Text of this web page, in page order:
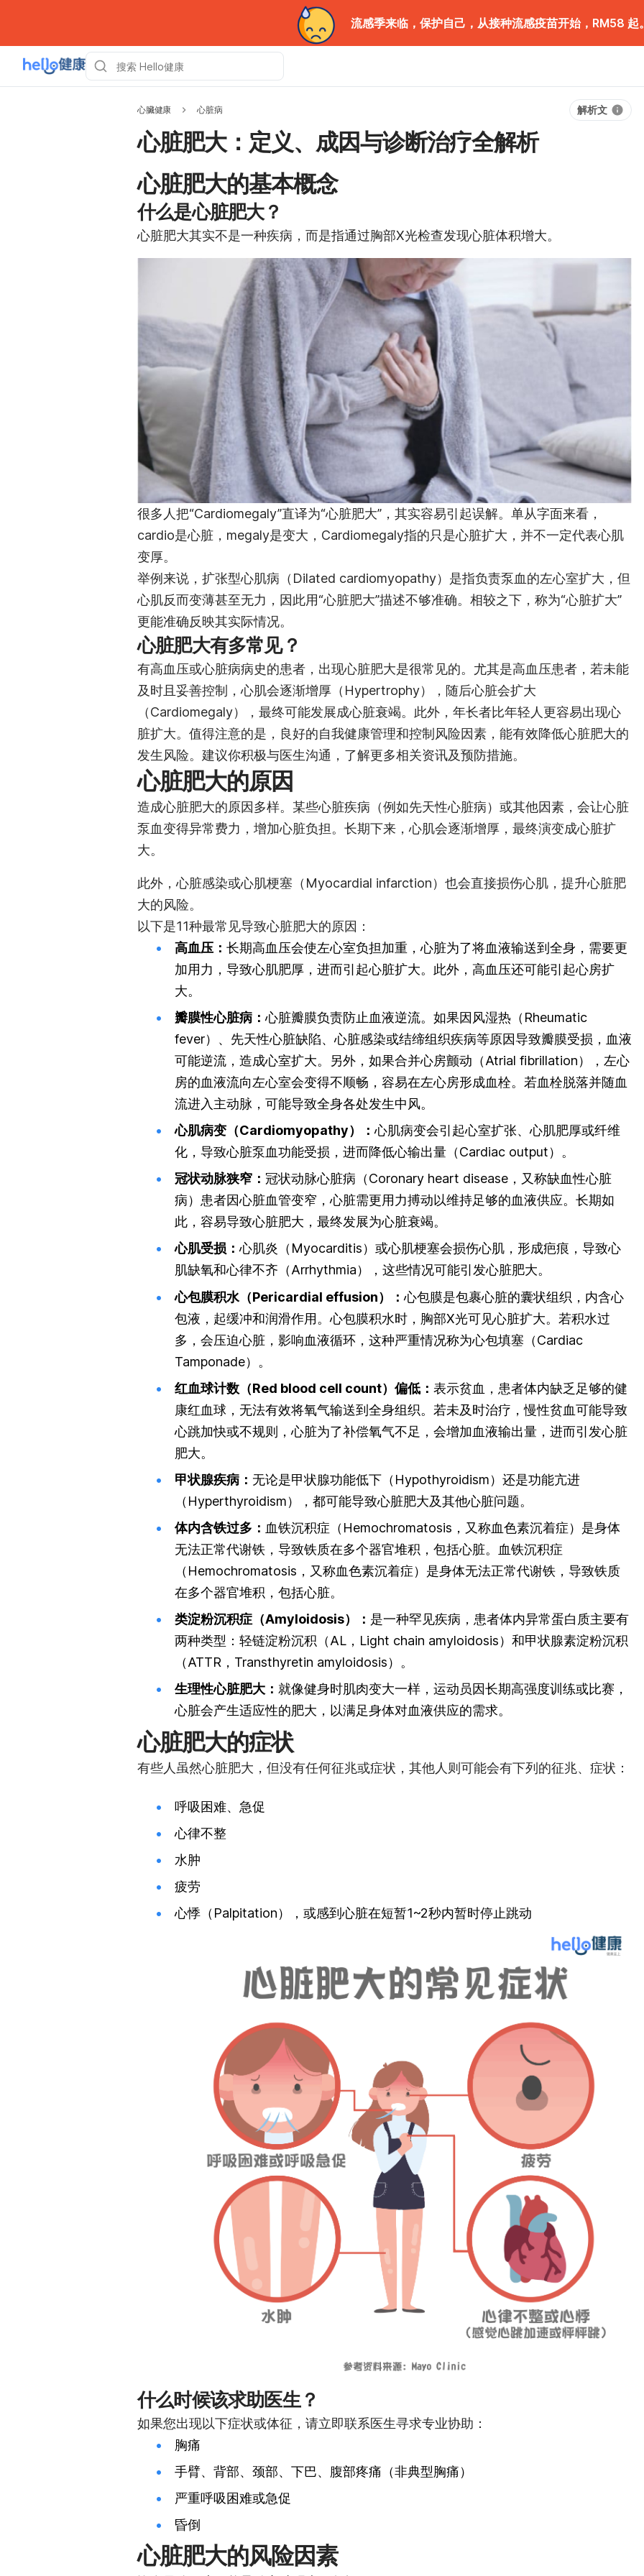
流感季来临，保护自己，从接种流感疫苗开始，RM58 起
心臟健康 心脏病 解析文
心脏肥大：定义、成因与诊断治疗全解析
心脏肥大的基本概念
什么是心脏肥大？
心脏肥大其实不是一种疾病，而是指通过胸部X光检查发现心脏体积增大。
很多人把“Cardiomegaly”直译为“心脏肥大”，其实容易引起误解。单从字面来看，
cardio是心脏，megaly是变大，Cardiomegaly指的只是心脏扩大，并不一定代表心肌
变厚。
举例来说，扩张型心肌病（Dilated cardiomyopathy）是指负责泵血的左心室扩大，但
心肌反而变薄甚至无力，因此用“心脏肥大”描述不够准确。相较之下，称为“心脏扩大”
更能准确反映其实际情况。
心脏肥大有多常见？
有高血压或心脏病病史的患者，出现心脏肥大是很常见的。尤其是高血压患者，若未能
及时且妥善控制，心肌会逐渐增厚（Hypertrophy），随后心脏会扩大
（Cardiomegaly），最终可能发展成心脏衰竭。此外，年长者比年轻人更容易出现心
脏扩大。值得注意的是，良好的自我健康管理和控制风险因素，能有效降低心脏肥大的
发生风险。建议你积极与医生沟通，了解更多相关资讯及预防措施。
心脏肥大的原因
造成心脏肥大的原因多样。某些心脏疾病（例如先天性心脏病）或其他因素，会让心脏
泵血变得异常费力，增加心脏负担。长期下来，心肌会逐渐增厚，最终演变成心脏扩
大。
此外，心脏感染或心肌梗塞（Myocardial infarction）也会直接损伤心肌，提升心脏肥
大的风险。
以下是11种最常见导致心脏肥大的原因：
高血压： 长期高血压会使左心室负担加重，心脏为了将血液输送到全身，需要更
加用力，导致心肌肥厚，进而引起心脏扩大。此外，高血压还可能引起心房扩
大。
瓣膜性心脏病 ：心脏瓣膜负责防止血液逆流。如果因风湿热（Rheumatic
fever）、先天性心脏缺陷、心脏感染或结缔组织疾病等原因导致瓣膜受损，血液
可能逆流，造成心室扩大。另外，如果合并心房颤动（Atrial fibrillation），左心
房的血液流向左心室会变得不顺畅，容易在左心房形成血栓。若血栓脱落并随血
流进入主动脉，可能导致全身各处发生中风。
心肌病变（Cardiomyopathy）：心肌病变会引起心室扩张、心肌肥厚或纤维
化，导致心脏泵血功能受损，进而降低心输出量（Cardiac output）。
冠状动脉狭窄： 冠状动脉心脏病（Coronary heart disease，又称缺血性心脏
病）患者因心脏血管变窄，心脏需更用力搏动以维持足够的血液供应。长期如
此，容易导致心脏肥大，最终发展为心脏衰竭。
心肌受损：心肌炎（Myocarditis）或心肌梗塞会损伤心肌，形成疤痕，导致心
肌缺氧和心律不齐（Arrhythmia），这些情况可能引发心脏肥大。
心包膜积水（Pericardial effusion）：心包膜是包裹心脏的囊状组织，内含心
包液，起缓冲和润滑作用。心包膜积水时，胸部X光可见心脏扩大。若积水过
多，会压迫心脏，影响血液循环，这种严重情况称为心包填塞（Cardiac
Tamponade）。
红血球计数（Red blood cell count）偏低： 表示贫血，患者体内缺乏足够的健
康红血球，无法有效将氧气输送到全身组织。若未及时治疗，慢性贫血可能导致
心跳加快或不规则，心脏为了补偿氧气不足，会增加血液输出量，进而引发心脏
肥大。
甲状腺疾病： 无论是甲状腺功能低下（Hypothyroidism）还是功能亢进
（Hyperthyroidism），都可能导致心脏肥大及其他心脏问题。
体内含铁过多： 血铁沉积症（Hemochromatosis，又称血色素沉着症）是身体
无法正常代谢铁，导致铁质在多个器官堆积，包括心脏。血铁沉积症
（Hemochromatosis，又称血色素沉着症）是身体无法正常代谢铁，导致铁质
在多个器官堆积，包括心脏。
类淀粉沉积症（Amyloidosis）： 是一种罕见疾病，患者体内异常蛋白质主要有
两种类型：轻链淀粉沉积（AL，Light chain amyloidosis）和甲状腺素淀粉沉积
（ATTR，Transthyretin amyloidosis）。
生理性心脏肥大： 就像健身时肌肉变大一样，运动员因长期高强度训练或比赛，
心脏会产生适应性的肥大，以满足身体对血液供应的需求。
心脏肥大的症状
有些人虽然心脏肥大，但没有任何征兆或症状，其他人则可能会有下列的征兆、症状：
呼吸困难、急促
心律不整
水肿
疲劳
心悸（Palpitation），或感到心脏在短暂1~2秒内暂时停止跳动
什么时候该求助医生？
如果您出现以下症状或体征，请立即联系医生寻求专业协助：
胸痛
手臂、背部、颈部、下巴、腹部疼痛（非典型胸痛）
严重呼吸困难或急促
昏倒
心脏肥大的风险因素